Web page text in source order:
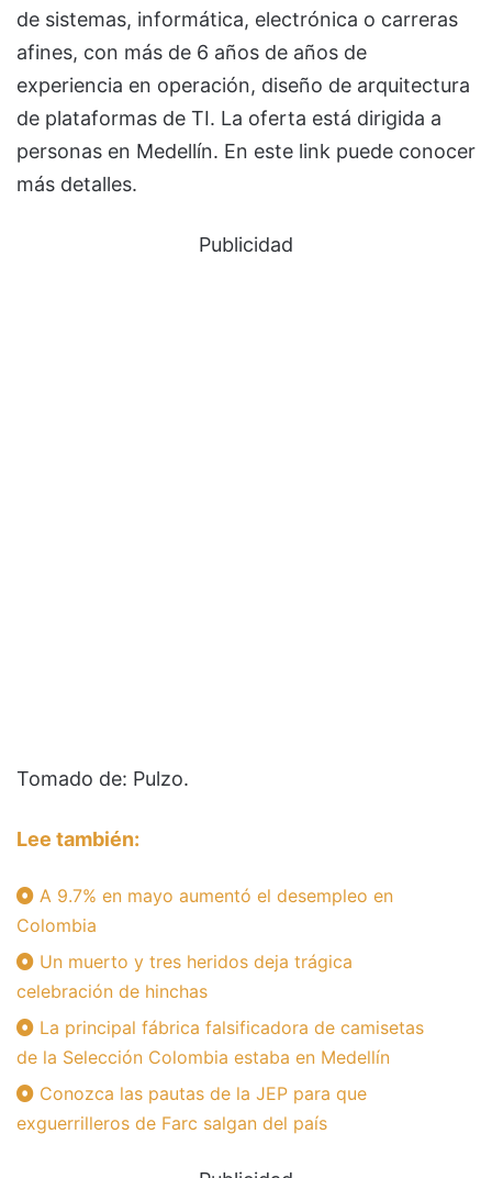
de sistemas, informática, electrónica o carreras
afines, con más de 6 años de años de
experiencia en operación, diseño de arquitectura
de plataformas de TI. La oferta está dirigida a
personas en Medellín. En este link puede conocer
más detalles.
Publicidad
Tomado de: Pulzo.
Lee también:
A 9.7% en mayo aumentó el desempleo en
Colombia
Un muerto y tres heridos deja trágica
celebración de hinchas
La principal fábrica falsificadora de camisetas
de la Selección Colombia estaba en Medellín
Conozca las pautas de la JEP para que
exguerrilleros de Farc salgan del país